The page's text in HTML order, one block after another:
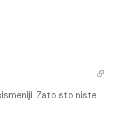
Zato sto niste